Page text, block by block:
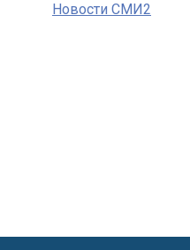
Новости СМИ2